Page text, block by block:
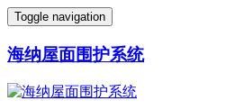
Toggle navigation
海纳屋面围护系统